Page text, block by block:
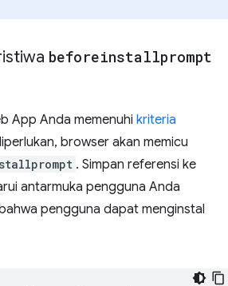
beforeinstallprompt
App Anda memenuhi kriteria
browser akan memicu
. Simpan referensi ke
antarmuka pengguna Anda
pengguna dapat menginstal